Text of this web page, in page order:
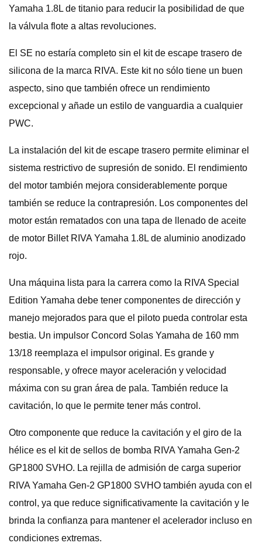
Yamaha 1.8L de titanio para reducir la posibilidad de que
la válvula flote a altas revoluciones.
El SE no estaría completo sin el kit de escape trasero de
silicona de la marca RIVA. Este kit no sólo tiene un buen
aspecto, sino que también ofrece un rendimiento
excepcional y añade un estilo de vanguardia a cualquier
PWC.
La instalación del kit de escape trasero permite eliminar el
sistema restrictivo de supresión de sonido. El rendimiento
del motor también mejora considerablemente porque
también se reduce la contrapresión. Los componentes del
motor están rematados con una tapa de llenado de aceite
de motor Billet RIVA Yamaha 1.8L de aluminio anodizado
rojo.
Una máquina lista para la carrera como la RIVA Special
Edition Yamaha debe tener componentes de dirección y
manejo mejorados para que el piloto pueda controlar esta
bestia. Un impulsor Concord Solas Yamaha de 160 mm
13/18 reemplaza el impulsor original. Es grande y
responsable, y ofrece mayor aceleración y velocidad
máxima con su gran área de pala. También reduce la
cavitación, lo que le permite tener más control.
Otro componente que reduce la cavitación y el giro de la
hélice es el kit de sellos de bomba RIVA Yamaha Gen-2
GP1800 SVHO. La rejilla de admisión de carga superior
RIVA Yamaha Gen-2 GP1800 SVHO también ayuda con el
control, ya que reduce significativamente la cavitación y le
brinda la confianza para mantener el acelerador incluso en
condiciones extremas.